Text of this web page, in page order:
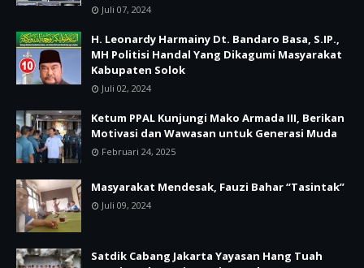
Juli 07, 2024
H. Leonardy Harmainy Dt. Bandaro Basa, S.IP.,
MH Politisi Handal Yang Dikagumi Masyarakat
Kabupaten Solok
Juli 02, 2024
Ketum PPAL Kunjungi Mako Armada III, Berikan
Motivasi dan Wawasan untuk Generasi Muda
Februari 24, 2025
Masyarakat Mendesak, Fauzi Bahar “Tasintak”
Juli 09, 2024
Satdik Cabang Jakarta Yayasan Hang Tuah